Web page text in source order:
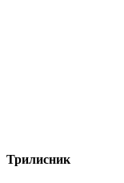
Трилисник